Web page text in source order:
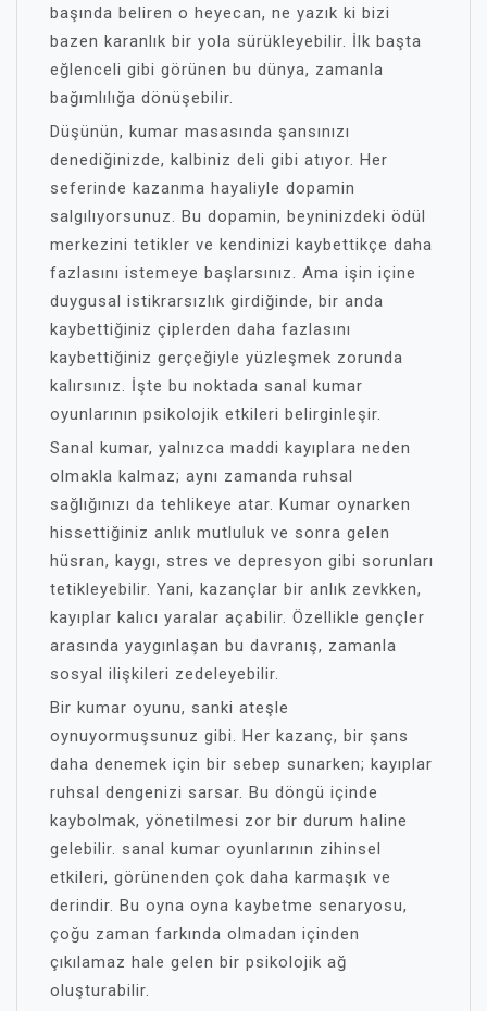
başında beliren o heyecan, ne yazık ki bizi
bazen karanlık bir yola sürükleyebilir. İlk başta
eğlenceli gibi görünen bu dünya, zamanla
bağımlılığa dönüşebilir.
Düşünün, kumar masasında şansınızı
denediğinizde, kalbiniz deli gibi atıyor. Her
seferinde kazanma hayaliyle dopamin
salgılıyorsunuz. Bu dopamin, beyninizdeki ödül
merkezini tetikler ve kendinizi kaybettikçe daha
fazlasını istemeye başlarsınız. Ama işin içine
duygusal istikrarsızlık girdiğinde, bir anda
kaybettiğiniz çiplerden daha fazlasını
kaybettiğiniz gerçeğiyle yüzleşmek zorunda
kalırsınız. İşte bu noktada sanal kumar
oyunlarının psikolojik etkileri belirginleşir.
Sanal kumar, yalnızca maddi kayıplara neden
olmakla kalmaz; aynı zamanda ruhsal
sağlığınızı da tehlikeye atar. Kumar oynarken
hissettiğiniz anlık mutluluk ve sonra gelen
hüsran, kaygı, stres ve depresyon gibi sorunları
tetikleyebilir. Yani, kazançlar bir anlık zevkken,
kayıplar kalıcı yaralar açabilir. Özellikle gençler
arasında yaygınlaşan bu davranış, zamanla
sosyal ilişkileri zedeleyebilir.
Bir kumar oyunu, sanki ateşle
oynuyormuşsunuz gibi. Her kazanç, bir şans
daha denemek için bir sebep sunarken; kayıplar
ruhsal dengenizi sarsar. Bu döngü içinde
kaybolmak, yönetilmesi zor bir durum haline
gelebilir. sanal kumar oyunlarının zihinsel
etkileri, görünenden çok daha karmaşık ve
derindir. Bu oyna oyna kaybetme senaryosu,
çoğu zaman farkında olmadan içinden
çıkılamaz hale gelen bir psikolojik ağ
oluşturabilir.